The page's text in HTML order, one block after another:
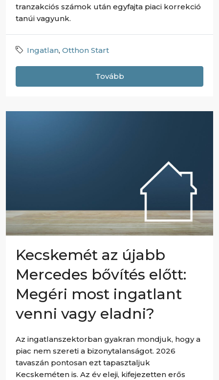
tranzakciós számok után egyfajta piaci korrekció
tanúi vagyunk.
Ingatlan, Otthon Start
Tovább
Kecskemét az újabb
Mercedes bővítés előtt:
Megéri most ingatlant
venni vagy eladni?
Az ingatlanszektorban gyakran mondjuk, hogy a
piac nem szereti a bizonytalanságot. 2026
tavaszán pontosan ezt tapasztaljuk
Kecskeméten is. Az év eleji, kifejezetten erős